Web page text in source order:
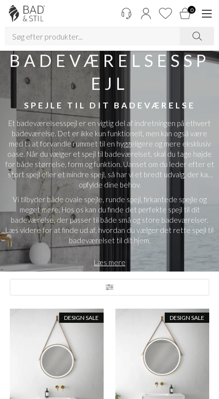
0
BADEVÆRELSESSP
EJL
SPEJLE TIL DIT BADEVÆRELSE
Et badeværelsesspejl er en vigtig del af indretningen på ethvert
badeværelse. Det er ikke kun funktionelt, men kan også være
med til at forvandle rummet til en hyggeligere og mere eksklusiv
oase. Når du vælger et spejl til badeværelset, skal du tage højde
for både størrelse, form og funktion. Uanset om du leder efter et
stort spejl eller et mindre spejl, så har vi et bredt udvalg, der kan
opfylde dine behov.
Vi tilbyder både ovale spejle, runde spejl, firkantede spejle og
meget mere. Hos os kan du finde det perfekte spejl til dit
badeværelse, der passer til både små og store badeværelser.
Læs videre for at finde ud af, hvordan du vælger det rette spejl til
badeværelset til dit hjem.
Læs mere
DESIGN SALE DESIGN SALE